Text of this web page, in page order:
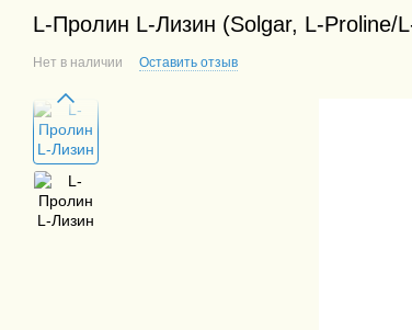
L-Пролин L-Лизин (Solgar, L-Proline/
Нет в наличии Оставить отзыв